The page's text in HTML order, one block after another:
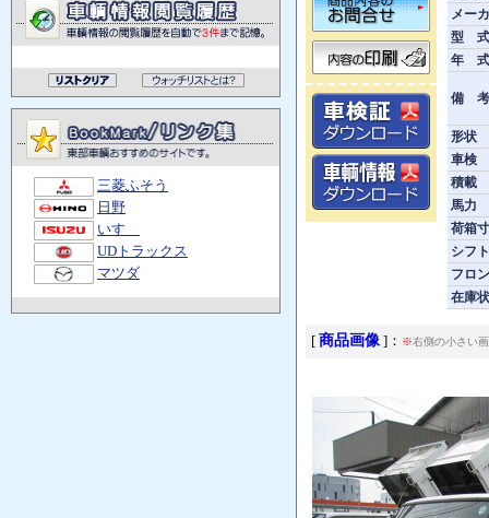
三菱ふそう
日野
いすゞ
UDトラックス
マツダ
メー
型 式
年 式
備 考
形状
車検
積載
馬力
荷箱
シフト
フロ
在庫
[ 商品画像 ]： ※右側の小さい